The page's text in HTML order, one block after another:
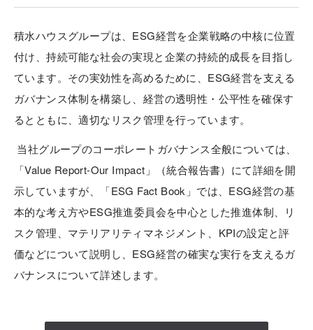
積水ハウスグループは、ESG経営を企業戦略の中核に位置
付け、持続可能な社会の実現と企業の持続的成長を目指し
ています。その実効性を高めるために、ESG経営を支える
ガバナンス体制を構築し、経営の透明性・公平性を確保す
るとともに、適切なリスク管理を行っています。
当社グループのコーポレートガバナンス全般については、
「Value Report-Our Impact」（統合報告書）にて詳細を開
示していますが、「ESG Fact Book」では、ESG経営の基
本的な考え方やESG推進委員会を中心とした推進体制、リ
スク管理、マテリアリティマネジメント、KPIの設定と評
価などについて説明し、ESG経営の確実な実行を支えるガ
バナンスについて詳述します。